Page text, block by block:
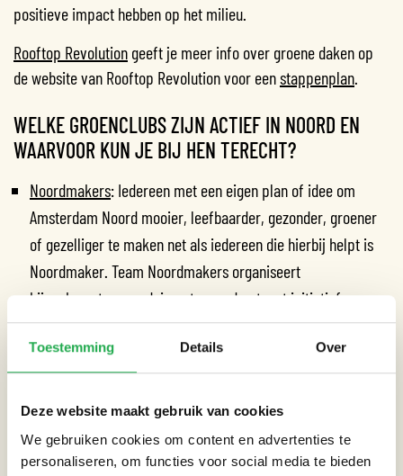
Toestemming Details Over
Deze website maakt gebruik van cookies
We gebruiken cookies om content en advertenties te
personaliseren, om functies voor social media te bieden
positieve impact hebben op het milieu.
Rooftop Revolution geeft je meer info over groene daken op
de website van Rooftop Revolution voor eenstappenplan
WELKE GROENCLUBS ZIJN ACTIEF IN NOORD EN
WAARVOOR KUN JE BIJ HEN TERECHT?
Noordmakers: Iedereen met een eigen plan of idee om
Amsterdam Noord mooier, leefbaarder, gezonder, groener
of gezelliger te maken net als iedereen die hierbij helpt is
Noordmaker. Team Noordmakers organiseert
bijeenkomsten en adviseert en ondersteunt initiatiefnemers,
beoordeelt subsidieaanvragen en verwijst u door als dat
nodig is.
Flora4life: Stichting die in de Florabuurt en Bloemenbuurt
klussen verricht voor wie dat niet zelf kan.
Groencoaches: Vier groene initiatiefnemers zijn opgeleid tot
vrijwillige Groen Coach. Deze coaches helpen je met het